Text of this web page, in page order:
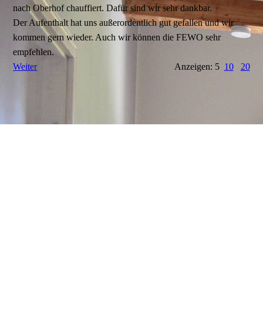
nach Oberhof chauffiert. Dafür sind wir sehr dankbar.
Der Aufenthalt hat uns außerordentlich gut gefallen und wir
kommen gern wieder. Auch wir können die FEWO sehr
empfehlen.
Weiter
Anzeigen: 5 10 20